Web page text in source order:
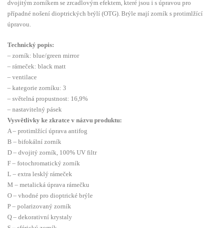
dvojitým zorníkem se zrcadlovým efektem, které jsou i s úpravou pro
případné nošení dioptrických brýlí (OTG). Brýle mají zorník s protimlžící
úpravou.
Technický popis:
– zorník: blue/green mirror
– rámeček: black matt
– ventilace
– kategorie zorníku: 3
– světelná propustnost: 16,9%
– nastavitelný pásek
Vysvětlivky ke zkratce v názvu produktu:
A – protimlžící úprava antifog
B – bifokální zorník
D – dvojitý zorník, 100% UV filtr
F – fotochromatický zorník
L – extra lesklý rámeček
M – metalická úprava rámečku
O – vhodné pro dioptrické brýle
P – polarizovaný zorník
Q – dekorativní krystaly